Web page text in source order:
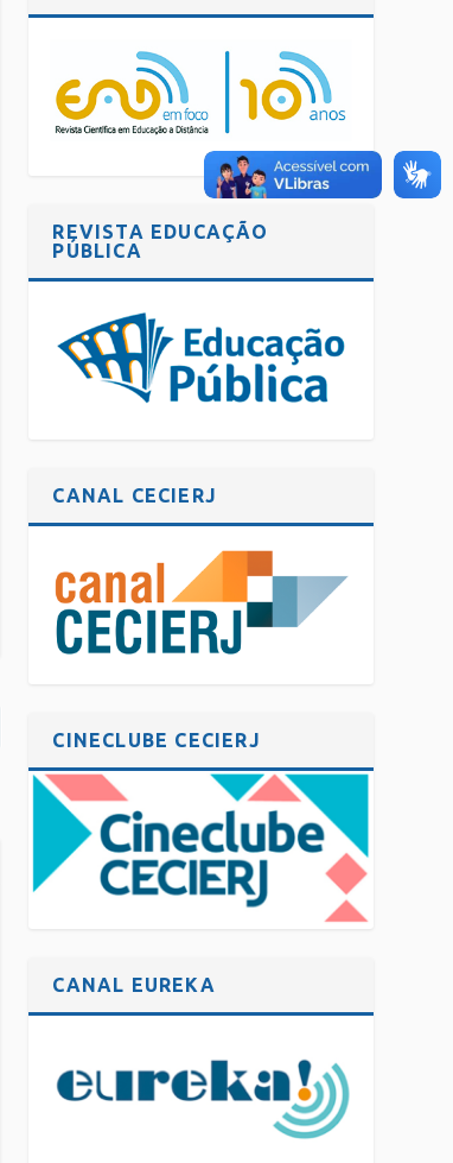
REVISTA EDUCAÇÃO
PÚBLICA
CANAL CECIERJ
CINECLUBE CECIERJ
CANAL EUREKA